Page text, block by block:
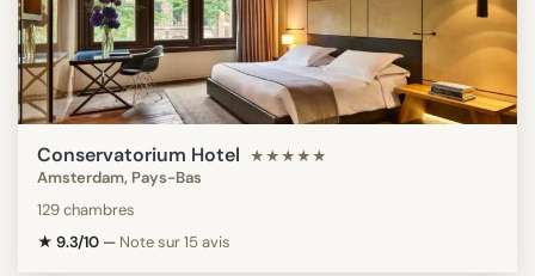
Conservatorium Hotel ★★★★★
Amsterdam, Pays-Bas
129 chambres
★ 9.3/10 — Note sur 15 avis